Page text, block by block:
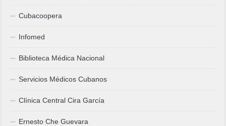
Cubacoopera
Infomed
Biblioteca Médica Nacional
Servicios Médicos Cubanos
Clínica Central Cira García
Ernesto Che Guevara